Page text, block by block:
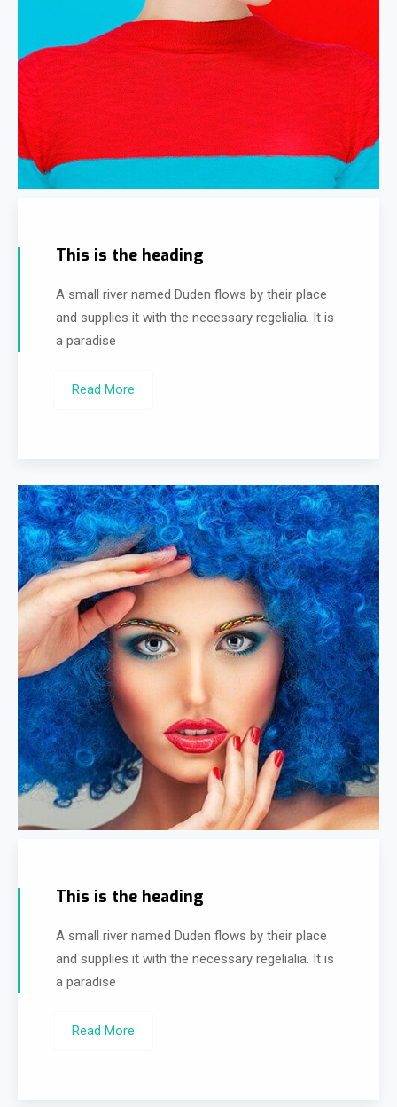
This is the heading
A small river named Duden flows by their place
and supplies it with the necessary regelialia. It is
a paradise
Read More
This is the heading
A small river named Duden flows by their place
and supplies it with the necessary regelialia. It is
a paradise
Read More